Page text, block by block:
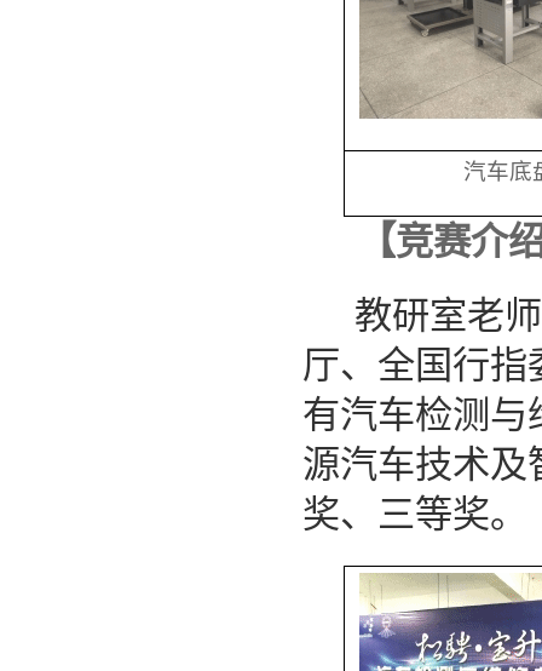
汽车底
【竞赛介
教研室老
厅、全国行
有汽车检测与
源汽车技术及
奖、三等奖。